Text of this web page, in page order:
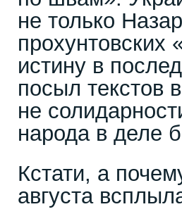
не только
прохунтовских
истину в
посыл текстов
не
народа в деле
Кстати, а
августа